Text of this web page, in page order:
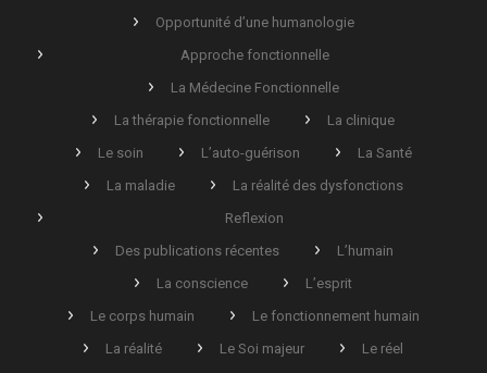
Opportunité d’une humanologie
Approche fonctionnelle
La Médecine Fonctionnelle
La thérapie fonctionnelle
La clinique
Le soin
L’auto-guérison
La Santé
La maladie
La réalité des dysfonctions
Reflexion
Des publications récentes
L’humain
La conscience
L’esprit
Le corps humain
Le fonctionnement humain
La réalité
Le Soi majeur Le réel